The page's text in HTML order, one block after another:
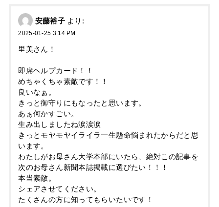
安藤裕子 より:
2025-01-25 3:14 PM
里美さん！
即席ヘルプカード！！
めちゃくちゃ素敵です！！
良いなぁ。
きっと御守りにもなったと思います。
あぁ何かすごい。
生み出しましたね涙涙涙
きっとモヤモヤイライラ一生懸命悩まれたからだと思
います。
わたしがお母さん大学本部にいたら、絶対この記事を
次のお母さん新聞本誌掲載に選びたい！！！
本当素敵。
シェアさせてください。
たくさんの方に知ってもらいたいです！